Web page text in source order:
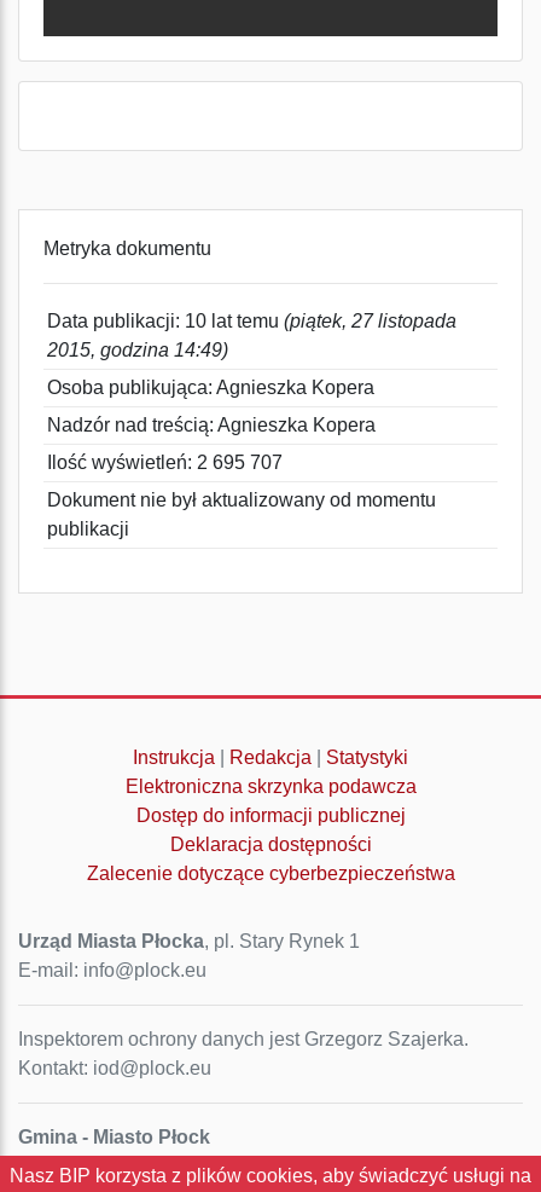
Metryka dokumentu
Data publikacji: 10 lat temu (piątek, 27 listopada
2015, godzina 14:49)
Osoba publikująca: Agnieszka Kopera
Nadzór nad treścią: Agnieszka Kopera
Ilość wyświetleń: 2 695 707
Dokument nie był aktualizowany od momentu
publikacji
Instrukcja Redakcja
Statystyki
Elektroniczna skrzynka podawcza
Dostęp do informacji publicznej
Deklaracja dostępności
Zalecenie dotyczące cyberbezpieczeństwa
Urząd Miasta Płocka, pl. Stary Rynek 1
E-mail: info@plock.eu
Inspektorem ochrony danych jest Grzegorz Szajerka.
Kontakt: iod@plock.eu
Gmina - Miasto Płock
Pl. Stary Rynek 1
Nasz BIP korzysta z plików cookies, aby świadczyć usługi na